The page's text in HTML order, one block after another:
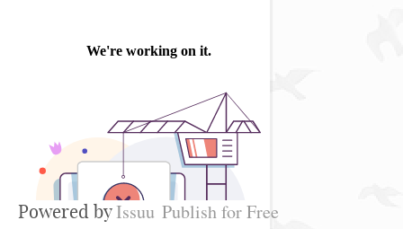
Powered byIssuu Publish for Free